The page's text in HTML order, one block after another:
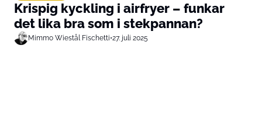
Krispig kyckling i airfryer – funkar
det lika bra som i stekpannan?
Mimmo Wiestål Fischetti•27. juli 2025